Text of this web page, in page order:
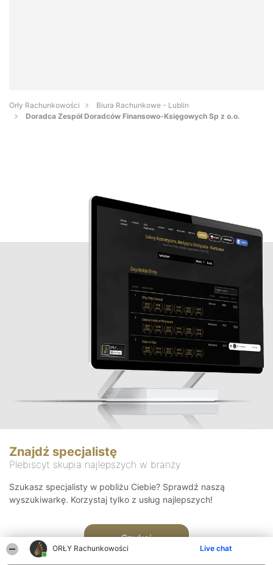
ORŁY Rachunkowości Live chat
Orły Rachunkowości
Biura Rachunkowe - Lublin
Doradca Zespół Doradców Finansowo-Księgowych Sp z o.o.
Znajdź specjalistę
Plebiscyt skupia najlepszych w branży
Szukasz specjalisty w pobliżu Ciebie? Sprawdź naszą
wyszukiwarkę. Korzystaj tylko z usług najlepszych!
Szukaj